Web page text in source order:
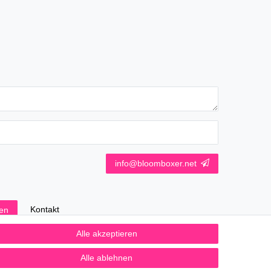
info@bloomboxer.net
Kontakt
Alle akzeptieren
Alle ablehnen